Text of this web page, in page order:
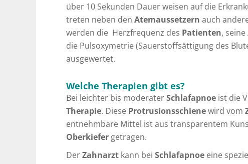
über 10 Sekunden Dauer weisen auf die
treten neben den Atemaussetzern auch
werden die Herzfrequenz des Patienten,
die Pulsoxymetrie (Sauerstoffsättigung des
ausgewertet.
Welche Therapien gibt es?
Bei leichter bis moderaterSchlafapnoe ist die
Therapie. Diese Protrusionsschienewird vom
entnehmbare Mittel ist aus transparentem
Oberkiefer getragen.
DerZahnarzt kann bei Schlafapnoe eine